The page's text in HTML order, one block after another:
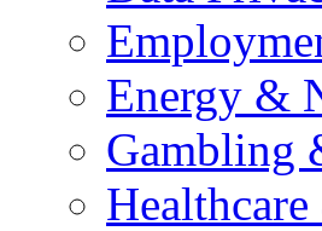
Energy &
Gambling